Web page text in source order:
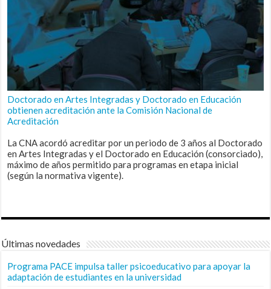
Doctorado en Artes Integradas y Doctorado en Educación
obtienen acreditación ante la Comisión Nacional de
Acreditación
La CNA acordó acreditar por un periodo de 3 años al Doctorado
en Artes Integradas y el Doctorado en Educación (consorciado),
máximo de años permitido para programas en etapa inicial
(según la normativa vigente).
Últimas novedades
Programa PACE impulsa taller psicoeducativo para apoyar la
adaptación de estudiantes en la universidad